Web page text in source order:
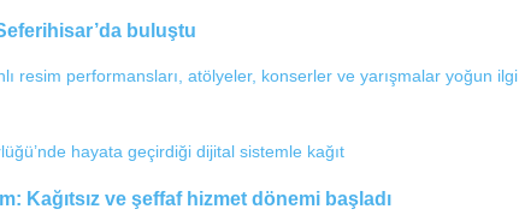
buluştu
resim performansları, atölyeler, konserler ve yarışmalar yoğun ilgi
Kağıtsız ve şeffaf hizmet dönemi başladı